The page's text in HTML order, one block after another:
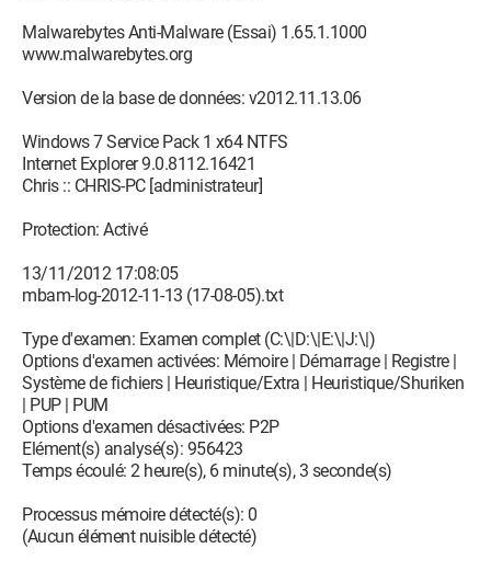
Malwarebytes Anti-Malware (Essai) 1.65.1.1000
www.malwarebytes.org
Version de la base de données: v2012.11.13.06
Windows 7 Service Pack 1 x64 NTFS
Internet Explorer 9.0.8112.16421
Chris :: CHRIS-PC [administrateur]
Protection: Activé
13/11/2012 17:08:05
mbam-log-2012-11-13 (17-08-05).txt
Type d'examen: Examen complet (C:\|D:\|E:\|J:\|)
Options d'examen activées: Mémoire | Démarrage | Registre |
Système de fichiers | Heuristique/Extra | Heuristique/Shuriken
| PUP | PUM
Options d'examen désactivées: P2P
Elément(s) analysé(s): 956423
Temps écoulé: 2 heure(s), 6 minute(s), 3 seconde(s)
Processus mémoire détecté(s): 0
(Aucun élément nuisible détecté)